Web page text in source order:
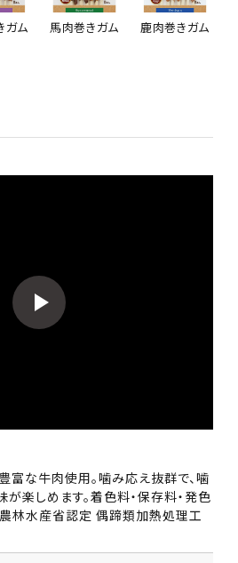
ガム 馬肉巻きガム 鹿肉巻きガム
富な牛肉使用。噛み応え抜群で、噛
楽しめます。着色料・保存料・発色
林水産省認定 偶蹄類加熱処理工